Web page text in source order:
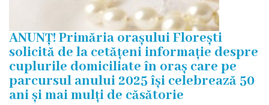
primarului
Proiecte
investiționale
ANUNȚ! Primăria orașului Florești
solicită de la cetățeni informație despre
cuplurile domiciliate în oraș care pe
parcursul anului 2025 își celebrează 50
ani și mai mulți de căsătorie